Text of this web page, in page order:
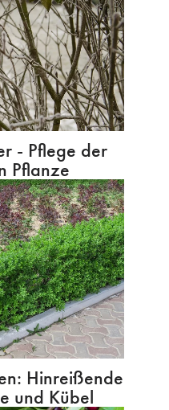
- Pflege der
Pflanze
Hinreißende
und Kübel